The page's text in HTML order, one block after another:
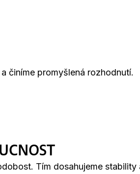
činíme promyšlená rozhodnutí.
Tím dosahujeme